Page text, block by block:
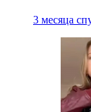
3 месяца